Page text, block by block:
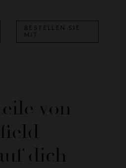
BESTELLEN SIE
MIT
von
dich